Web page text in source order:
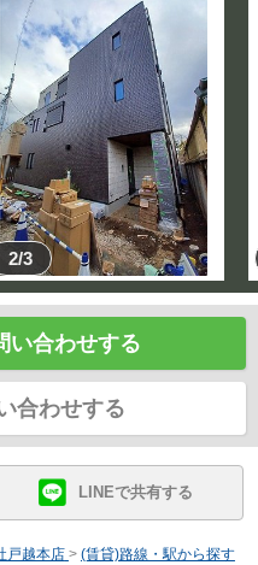
2/3
い合わせする
合わせする
LINEで共有する
戸越本店 > (賃貸)路線・駅から探す